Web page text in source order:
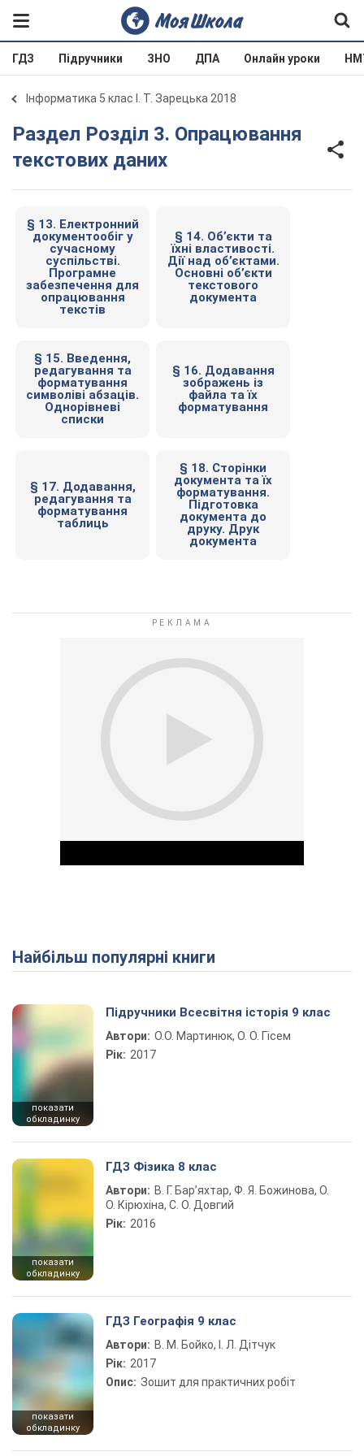
ГДЗ Підручники ЗНО ДПА Онлайн уроки
Інформатика 5 клас І. Т. Зарецька 2018
Раздел Розділ 3. Опрацювання
текстових даних
§ 13. Електронний
документообіг у
сучасному
суспільстві.
Програмне
забезпечення для
опрацювання
текстів
§ 14. Об’єкти та
їхні властивості.
Дії над об’єктами.
Основні об’єкти
текстового
документа
§ 15. Введення,
редагування та
форматування
символіві абзаців.
Однорівневі
списки
§ 16. Додавання
зображень із
файла та їх
форматування
§ 17. Додавання,
редагування та
форматування
таблиць
§ 18. Сторінки
документа та їх
форматування.
Підготовка
документа до
друку. Друк
документа
Play Video
Найбільш популярні книги
показати
обкладинку
Підручники Всесвітня історія 9 клас
Автори: О.О. Мартинюк, О. О. Гісем
Рік: 2017
показати
обкладинку
ГДЗ Фізика 8 клас
Автори: В. Г. Бар’яхтар, Ф. Я. Божинова, О.
О. Кірюхіна, С. О. Довгий
Рік: 2016
показати
обкладинку
ГДЗ Географія 9 клас
Автори: В. М. Бойко, І. Л. Дітчук
Рік: 2017
Опис: Зошит для практичних робіт